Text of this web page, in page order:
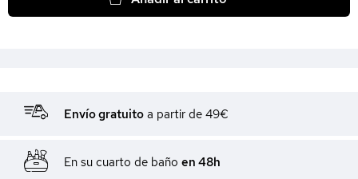
Envío gratuito a partir de 49€
En su cuarto de baño en 48h